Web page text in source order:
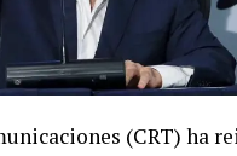
(CRT) ha